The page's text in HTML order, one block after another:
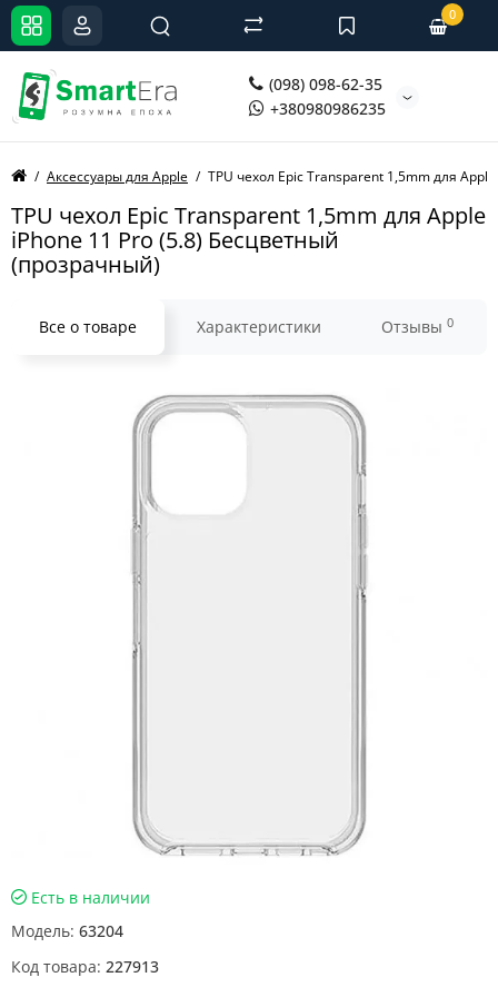
(098) 098-62-35
+380980986235
0
Аксессуары для Apple TPU чехол Epic Transparent 1,5mm для
TPU чехол Epic Transparent 1,5mm для Apple
iPhone 11 Pro (5.8) Бесцветный
(прозрачный)
Все о товаре Характеристики Отзывы 0
Есть в наличии
Модель: 63204
Код товара: 227913